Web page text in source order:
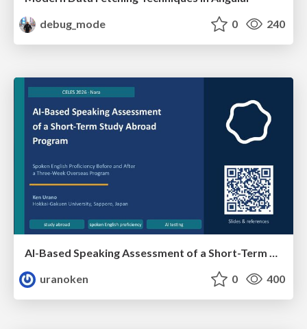
debug_mode
0 240
AI-Based Speaking Assessment of a Short-Term Study Abroad Program
uranoken
0 400